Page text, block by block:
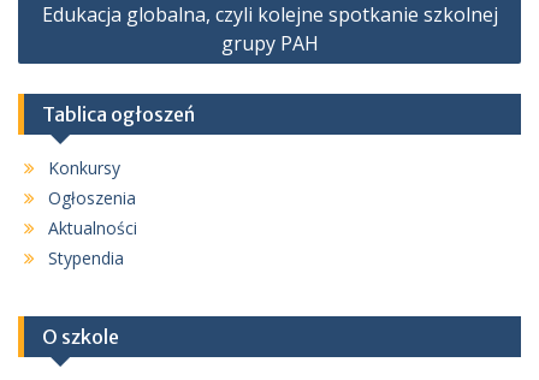
Edukacja globalna, czyli kolejne spotkanie szkolnej
grupy PAH
Tablica ogłoszeń
Konkursy
Ogłoszenia
Aktualności
Stypendia
O szkole